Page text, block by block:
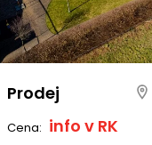
Prodej
Cena: info v RK